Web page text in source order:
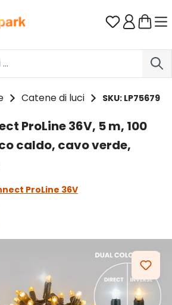
Hai 0
Catene di luci SKU: LP75679
ProLine 36V, 5 m, 100
caldo, cavo verde,
ProLine 36V